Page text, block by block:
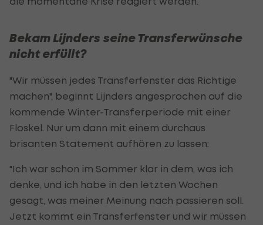
Bekam Lijnders seine Transferwünsche
nicht erfüllt?
"Wir müssen jedes Transferfenster das Richtige
machen", beginnt Lijnders angesprochen auf die
kommende Winter-Transferperiode mit einer
Floskel. Nur um dann mit einem durchaus
brisanten Statement aufhören zu lassen:
"Ich war schon im Sommer klar in dem, was ich
denke, und ich habe in den letzten Wochen
gesagt, was meiner Meinung nach passieren soll.
Jetzt kommt ein Transferfenster und wir müssen